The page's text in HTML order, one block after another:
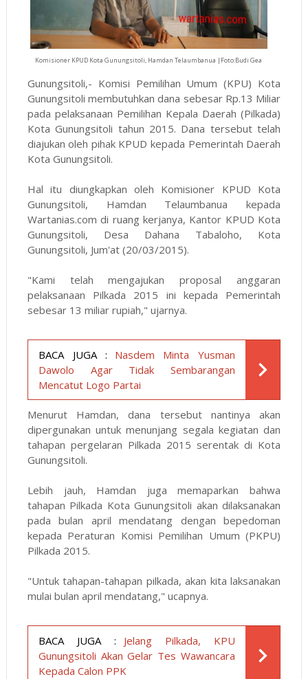
Komisioner KPUD Kota Gunungsitoli, Hamdan Telaumbanua |Foto:Budi Gea
Gunungsitoli,- Komisi Pemilihan Umum (KPU) Kota
Gunungsitoli membutuhkan dana sebesar Rp.13 Miliar
pada pelaksanaan Pemilihan Kepala Daerah (Pilkada)
Kota Gunungsitoli tahun 2015. Dana tersebut telah
diajukan oleh pihak KPUD kepada Pemerintah Daerah
Kota Gunungsitoli.
Hal itu diungkapkan oleh Komisioner KPUD Kota
Gunungsitoli, Hamdan Telaumbanua kepada
Wartanias.com di ruang kerjanya, Kantor KPUD Kota
Gunungsitoli, Desa Dahana Tabaloho, Kota
Gunungsitoli, Jum'at (20/03/2015).
"Kami telah mengajukan proposal anggaran
pelaksanaan Pilkada 2015 ini kepada Pemerintah
sebesar 13 miliar rupiah," ujarnya.
BACA JUGA :
Nasdem Minta Yusman
Dawolo Agar Tidak Sembarangan
Mencatut Logo Partai
Menurut Hamdan, dana tersebut nantinya akan
dipergunakan untuk menunjang segala kegiatan dan
tahapan pergelaran Pilkada 2015 serentak di Kota
Gunungsitoli.
Lebih jauh, Hamdan juga memaparkan bahwa
tahapan Pilkada Kota Gunungsitoli akan dilaksanakan
pada bulan april mendatang dengan bepedoman
kepada Peraturan Komisi Pemilihan Umum (PKPU)
Pilkada 2015.
"Untuk tahapan-tahapan pilkada, akan kita laksanakan
mulai bulan april mendatang," ucapnya.
BACA JUGA :
Jelang Pilkada, KPU
Gunungsitoli Akan Gelar Tes Wawancara
Kepada Calon PPK